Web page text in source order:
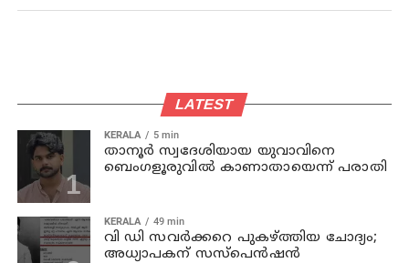
LATEST
KERALA 5 min
താനൂര്‍ സ്വദേശിയായ യുവാവിനെ
ബെംഗളൂരുവില്‍ കാണാതായെന്ന് പരാതി
KERALA 49 min
വി ഡി സവര്‍ക്കറെ പുകഴ്ത്തിയ ചോദ്യം;
അധ്യാപകന് സസ്പെന്‍ഷന്‍